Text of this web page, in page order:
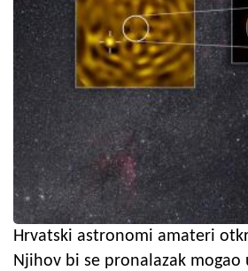
Hrvatski astronomi amateri
Njihov bi se pronalazak mogao